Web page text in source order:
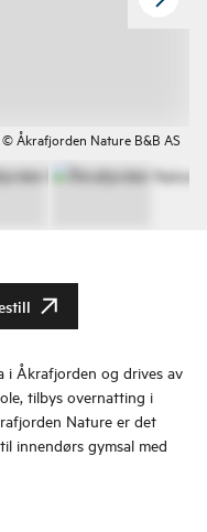
© Åkrafjorden Nature B&B AS
Åkrafjorden og drives av
tilbys overnatting i
Nature er det
innendørs gymsal med